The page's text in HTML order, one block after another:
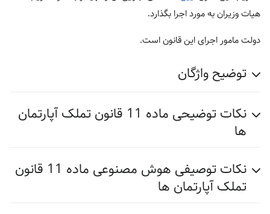
هیات وزیران به مورد اجرا بگذارد.
دولت مامور اجرای این قانون است.
توضیح واژگان
نکات توضیحی ماده 11 قانون تملک آپارتمان
ها
نکات توصیفی هوش مصنوعی ماده 11 قانون
تملک آپارتمان ها